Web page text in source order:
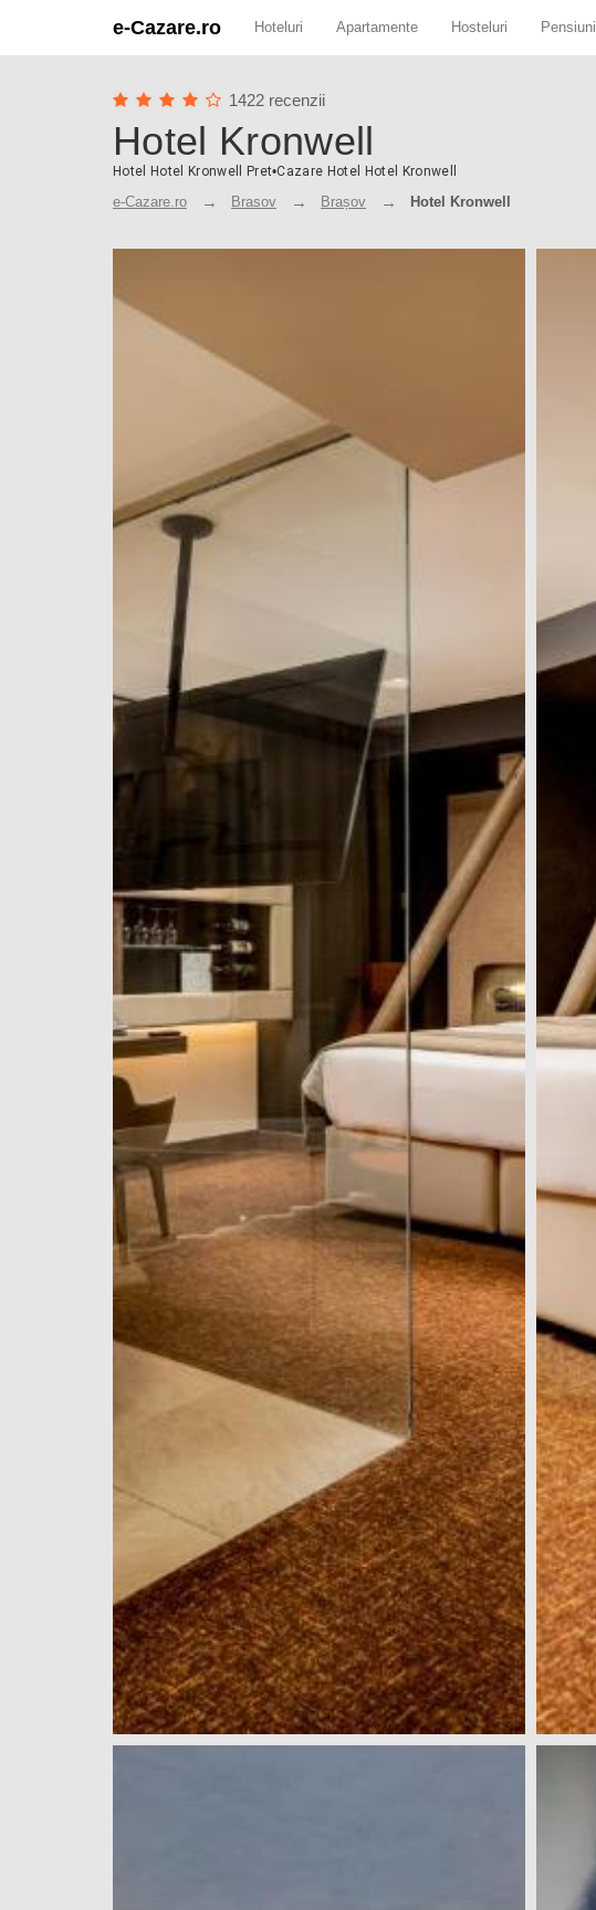
e-Cazare.ro Hoteluri Apartamente Hosteluri Pensiuni
1422 recenzii
Hotel Kronwell
Hotel Hotel Kronwell Pret•Cazare Hotel Hotel Kronwell
e-Cazare.ro Brasov Brașov Hotel Kronwell